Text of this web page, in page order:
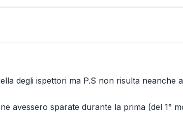
degli ispettori ma P.S non risulta neanche
avessero sparate durante la prima (del 1°